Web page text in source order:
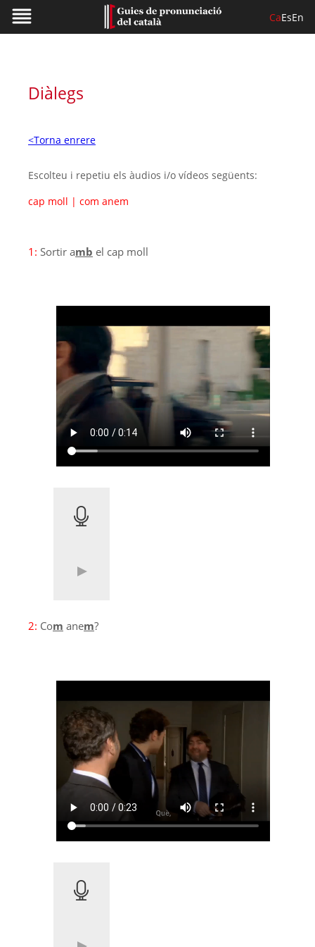
CaEsEn
Diàlegs
<Torna enrere
Escolteu i repetiu els àudios i/o vídeos següents:
cap moll | com anem
1: Sortir amb el cap moll
2: Com anem?